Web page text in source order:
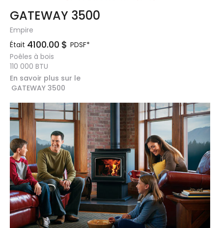
GATEWAY 3500
Empire
Était 4100.00 $ PDSF*
Poêles à bois
110 000 BTU
En savoir plus sur le
GATEWAY 3500